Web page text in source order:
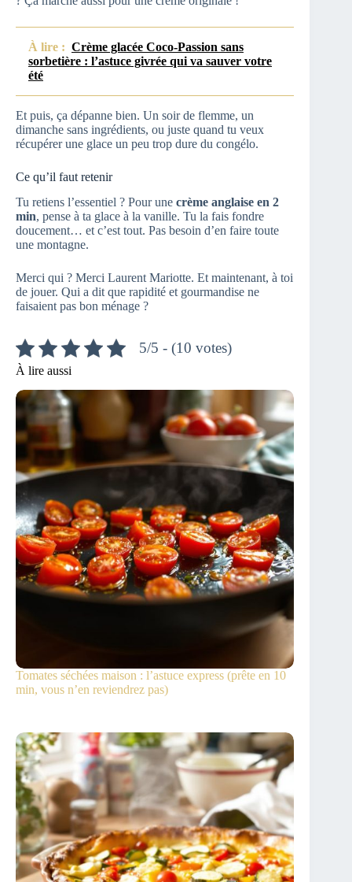
À lire : Crème glacée Coco-Passion sans
sorbetière : l’astuce givrée qui va sauver votre
été
Et puis, ça dépanne bien. Un soir de flemme, un
dimanche sans ingrédients, ou juste quand tu veux
récupérer une glace un peu trop dure du congélo.
Ce qu’il faut retenir
Tu retiens l’essentiel ? Pour une crème anglaise en 2
min, pense à ta glace à la vanille. Tu la fais fondre
doucement… et c’est tout. Pas besoin d’en faire toute
une montagne.
Merci qui ? Merci Laurent Mariotte. Et maintenant, à toi
de jouer. Qui a dit que rapidité et gourmandise ne
faisaient pas bon ménage ?
5/5 - (10 votes)
À lire aussi
Tomates séchées maison : l’astuce express (prête en 10
min, vous n’en reviendrez pas)